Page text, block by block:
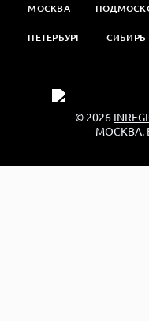
МОСКВА
ПЕТЕРБУРГ СИБИРЬ
© 2026
МОСКВА.